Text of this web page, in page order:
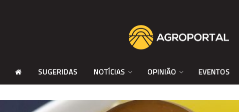
SUGERIDAS NOTÍCIAS OPINIÃO EVENTOS